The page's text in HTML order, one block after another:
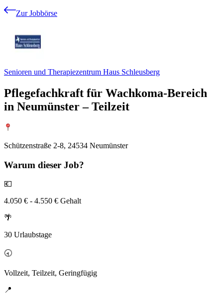
Zur Jobbörse
Senioren und Therapiezentrum Haus Schleusberg
Pflegefachkraft für Wachkoma-Bereich
in Neumünster – Teilzeit
Schützenstraße 2-8, 24534 Neumünster
Warum dieser Job?
💶
4.050 € - 4.550 € Gehalt
🌴
30 Urlaubstage
🕣
Vollzeit, Teilzeit, Geringfügig
📍